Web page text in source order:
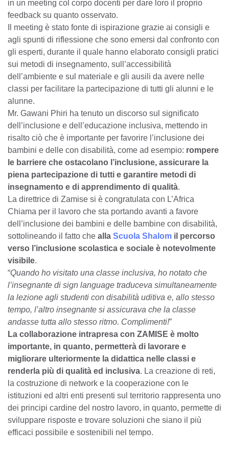
in un meeting col corpo docenti per dare loro il proprio
feedback su quanto osservato.
Il meeting è stato fonte di ispirazione grazie ai consigli e
agli spunti di riflessione che sono emersi dal confronto con
gli esperti, durante il quale hanno elaborato consigli pratici
sui metodi di insegnamento, sull’accessibilità
dell’ambiente e sul materiale e gli ausili da avere nelle
classi per facilitare la partecipazione di tutti gli alunni e le
alunne.
Mr. Gawani Phiri ha tenuto un discorso sul significato
dell’inclusione e dell’educazione inclusiva, mettendo in
risalto ciò che è importante per favorire l’inclusione dei
bambini e delle con disabilità, come ad esempio: rompere
le barriere che ostacolano l’inclusione, assicurare la
piena partecipazione di tutti e garantire metodi di
insegnamento e di apprendimento di qualità.
La direttrice di Zamise si è congratulata con L’Africa
Chiama per il lavoro che sta portando avanti a favore
dell’inclusione dei bambini e delle bambine con disabilità,
sottolineando il fatto che alla Scuola Shalom il percorso
verso l’inclusione scolastica e sociale è notevolmente
visibile.
“Quando ho visitato una classe inclusiva, ho notato che
l’insegnante di sign language traduceva simultaneamente
la lezione agli studenti con disabilità uditiva e, allo stesso
tempo, l’altro insegnante si assicurava che la classe
andasse tutta allo stesso ritmo. Complimenti!”
La collaborazione intrapresa con ZAMISE è molto
importante, in quanto, permetterà di lavorare e
migliorare ulteriormente la didattica nelle classi e
renderla più di qualità ed inclusiva. La creazione di reti,
la costruzione di network e la cooperazione con le
istituzioni ed altri enti presenti sul territorio rappresenta uno
dei principi cardine del nostro lavoro, in quanto, permette di
sviluppare risposte e trovare soluzioni che siano il più
efficaci possibile e sostenibili nel tempo.